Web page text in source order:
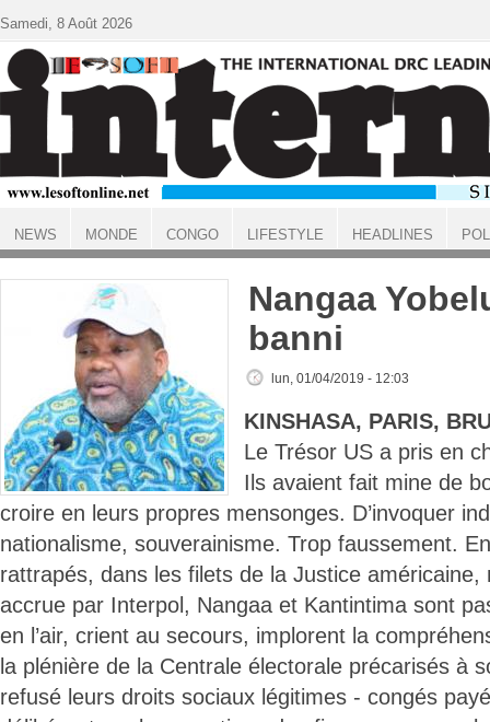
ACCUEIL
Nangaa
banni
lun, 01/04/2019 - 12:03
KINSHASA, PARIS,
Le Trésor US a pris en
Ils avaient fait mine de
croire en leurs propres mensonges. D’invoquer
nationalisme, souverainisme. Trop faussement.
rattrapés, dans les filets de la Justice américaine,
accrue par Interpol, Nangaa et Kantintima sont
en l’air, crient au secours, implorent la
la plénière de la Centrale électorale précarisés à
refusé leurs droits sociaux légitimes - congés
Samedi, 8 Août 2026
NEWS MONDE CONGO LIFESTYLE HEADLINES